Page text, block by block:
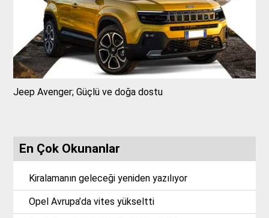
Jeep Avenger; Güçlü ve doğa dostu
En Çok Okunanlar
Kiralamanın geleceği yeniden yazılıyor
Opel Avrupa’da vites yükseltti